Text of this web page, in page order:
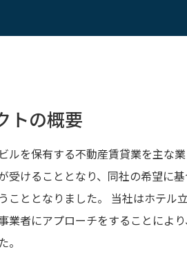
トの概要
ルを保有する不動産賃貸業を主な
受けることとなり、同社の希望に
こととなりました。 当社はホテ
業者にアプローチをすることによ
。